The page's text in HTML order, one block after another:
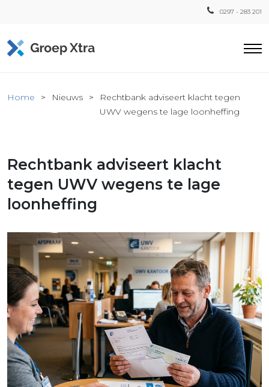
0297 - 283 201
Loon
Xtra
Home Nieuws
Rechtbank adviseert klacht tegen
UWV wegens te lage loonheffing
Rechtbank adviseert klacht
tegen UWV wegens te lage
loonheffing